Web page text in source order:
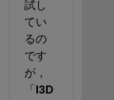
試し
てい
るの
です
が，
「 I3D